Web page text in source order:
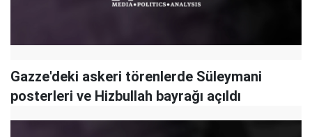
Gazze'deki askeri törenlerde Süleymani
posterleri ve Hizbullah bayrağı açıldı